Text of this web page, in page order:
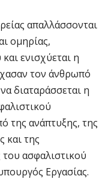
απαλλάσσονται
ομηρίας,
ενισχύεται η
τον άνθρωπό
διαταράσσεται η
της ανάπτυξης, της
και της
του ασφαλιστικού
Εργασίας.